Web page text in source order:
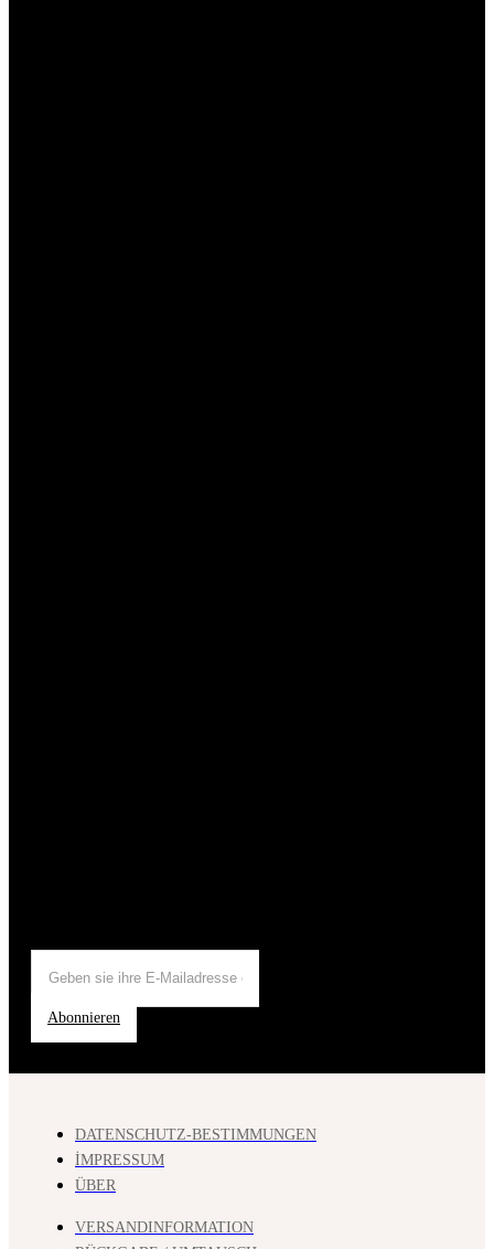
Abonnieren
DATENSCHUTZ-BESTIMMUNGEN
İMPRESSUM
ÜBER
VERSANDINFORMATION